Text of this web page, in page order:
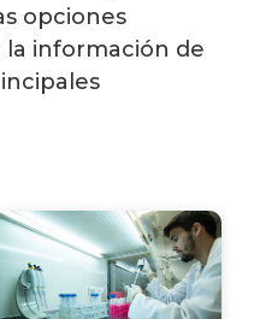
opciones
la información de